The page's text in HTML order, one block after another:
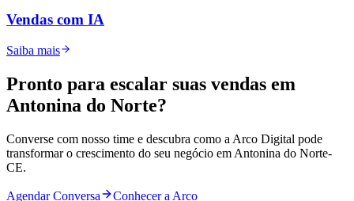
Vendas com IA
Saiba mais
Pronto para escalar suas vendas em
Antonina do Norte?
Converse com nosso time e descubra como a Arco Digital pode
transformar o crescimento do seu negócio em Antonina do Norte-
CE.
Agendar Conversa Conhecer a Arco